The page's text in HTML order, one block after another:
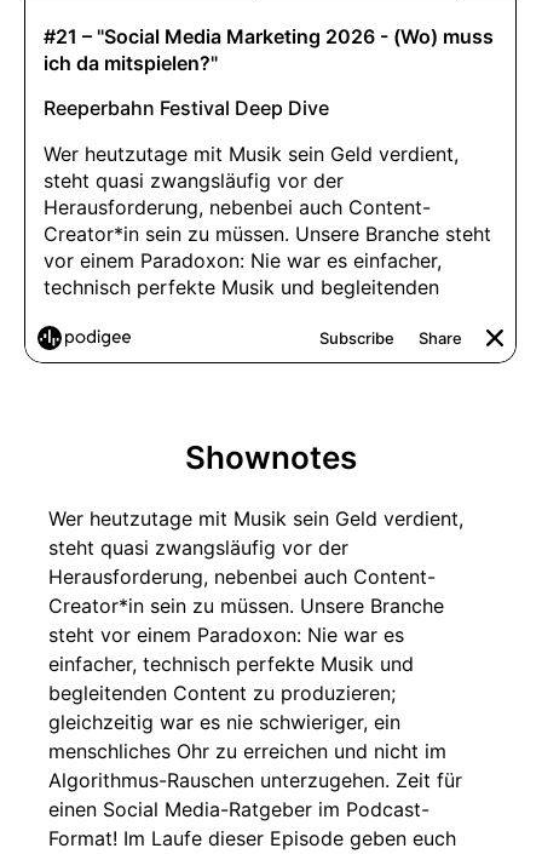
Shownotes
Wer heutzutage mit Musik sein Geld verdient,
steht quasi zwangsläufig vor der
Herausforderung, nebenbei auch Content-
Creator*in sein zu müssen. Unsere Branche
steht vor einem Paradoxon: Nie war es
einfacher, technisch perfekte Musik und
begleitenden Content zu produzieren;
gleichzeitig war es nie schwieriger, ein
menschliches Ohr zu erreichen und nicht im
Algorithmus-Rauschen unterzugehen. Zeit für
einen Social Media-Ratgeber im Podcast-
Format! Im Laufe dieser Episode geben euch